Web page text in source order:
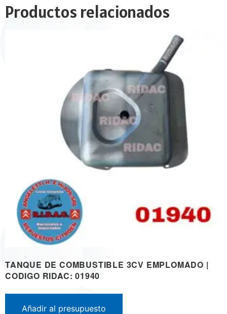
Productos relacionados
TANQUE DE COMBUSTIBLE 3CV EMPLOMADO |
CODIGO RIDAC: 01940
Añadir al presupuesto